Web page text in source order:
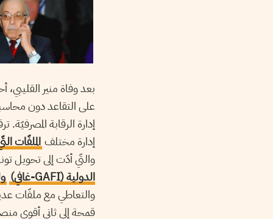
بعد وفاة منير القليبي،
على التقاعد دون
إدارة الرقابة
إدارة مختلف الملفّات
والتّي أدّت إلى تحويل
الدولية (GAFI-غافي)
والتعاطي مع ملفّات
قمحة إلى ثاني أقوى